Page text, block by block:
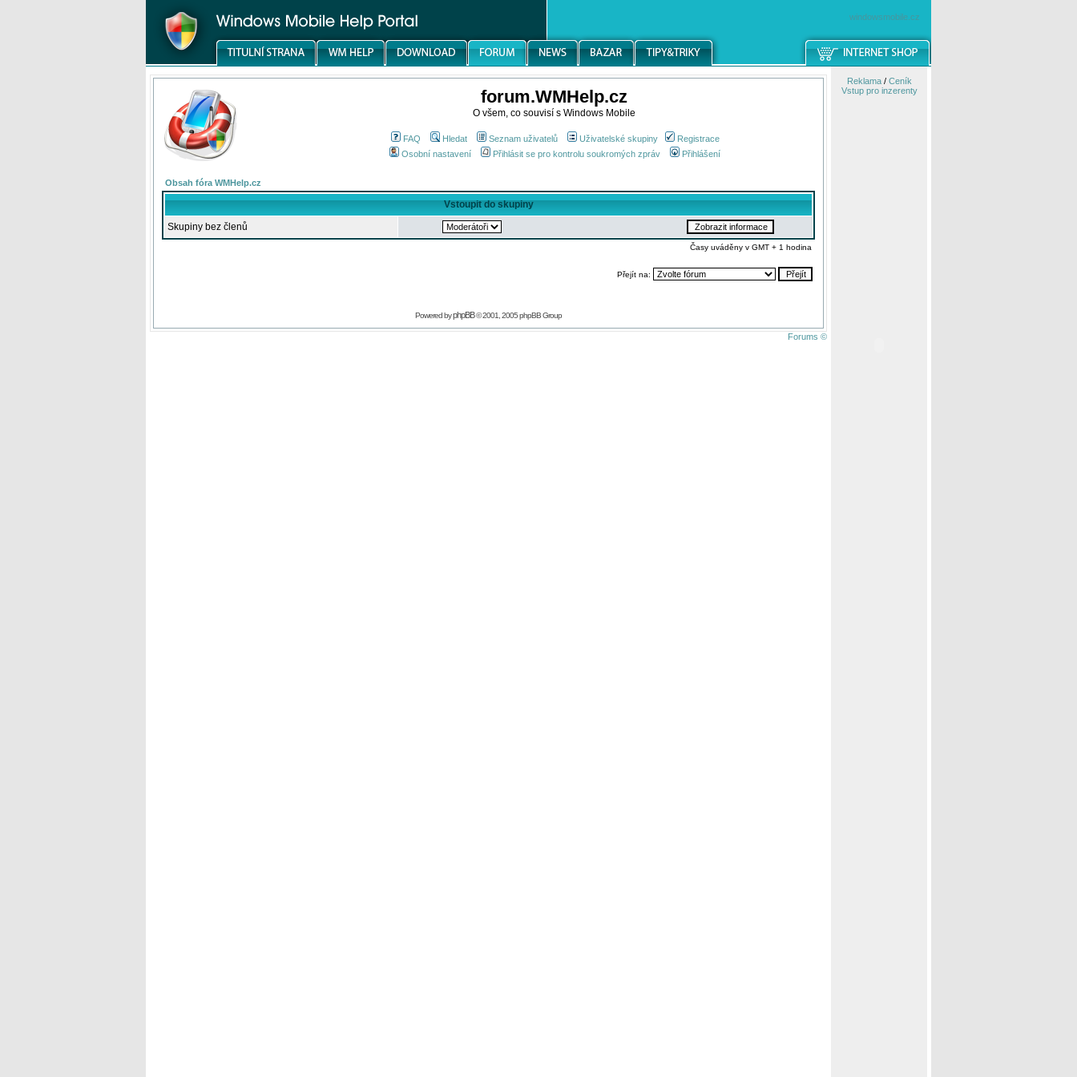
windowsmobile.cz
forum.WMHelp.cz
O všem, co souvisí s Windows Mobile
FAQ Hledat Seznam uživatelů Uživatelské skupiny
Registrace
Osobní nastavení
Přihlásit se pro kontrolu soukromých zpráv Přihlášení
Obsah fóra WMHelp.cz
Vstoupit do skupiny
Skupiny bez členů
Časy uváděny v GMT + 1 hodina
Přejít na:
Powered byphpBB© 2001, 2005 phpBB Group
Forums ©
Reklama/ Ceník
Vstup pro inzerenty